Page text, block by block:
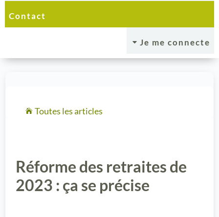
Contact
C Je me connecte
 Toutes les articles
Réforme des retraites de
2023 : ça se précise